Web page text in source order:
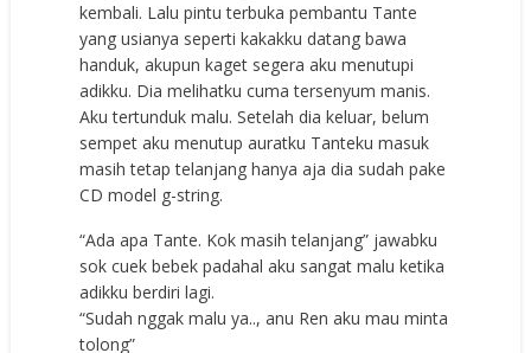
kembali. Lalu pintu terbuka pembantu Tante
yang usianya seperti kakakku datang bawa
handuk, akupun kaget segera aku menutupi
adikku. Dia melihatku cuma tersenyum manis.
Aku tertunduk malu. Setelah dia keluar, belum
sempet aku menutup auratku Tanteku masuk
masih tetap telanjang hanya aja dia sudah pake
CD model g-string.
“Ada apa Tante. Kok masih telanjang” jawabku
sok cuek bebek padahal aku sangat malu ketika
adikku berdiri lagi.
“Sudah nggak malu ya.., anu Ren aku mau minta
tolong”